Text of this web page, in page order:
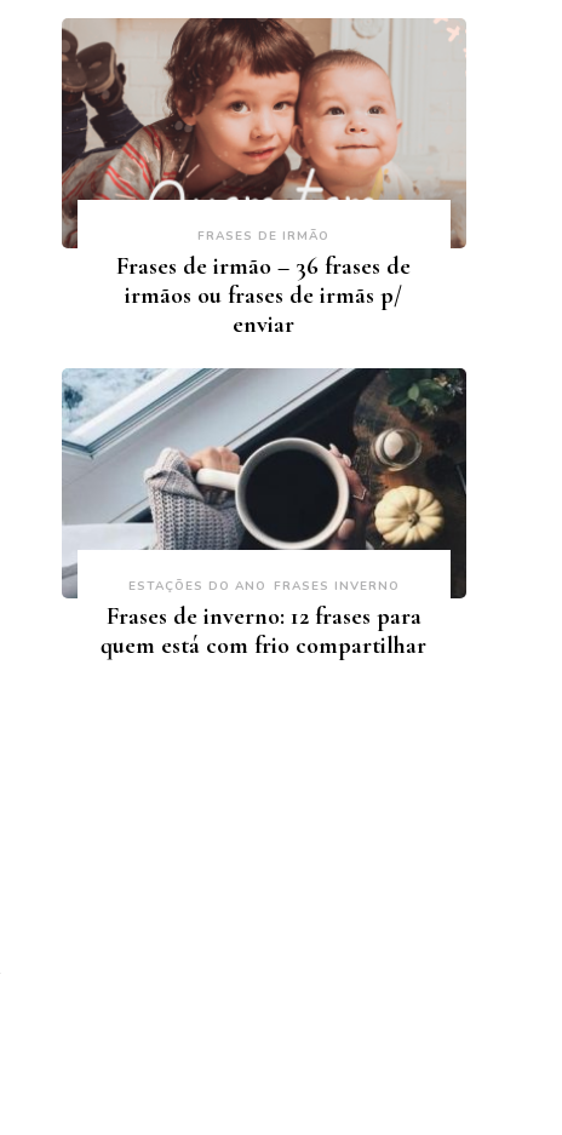
FRASES DE IRMÃO
Frases de irmão – 36 frases de
irmãos ou frases de irmãs p/
enviar
ESTAÇÕES DO ANO FRASES INVERNO
Frases de inverno: 12 frases para
quem está com frio compartilhar